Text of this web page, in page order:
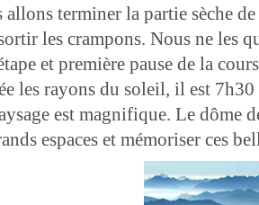
terminer la partie sèche
les crampons. Nous ne les
et première pause de la
les rayons du soleil, il est 7h30
est magnifique. Le dôme
espaces et mémoriser ces